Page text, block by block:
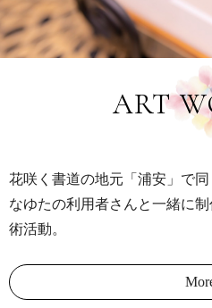
ART
花咲く書道の地元「浦安」で
なゆたの利用者さんと一緒に
術活動。